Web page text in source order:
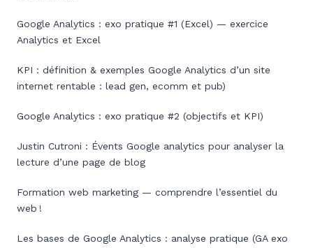
Google Analytics : exo pratique #1 (Excel) — exercice
Analytics et Excel
KPI : définition & exemples Google Analytics d’un site
internet rentable : lead gen, ecomm et pub)
Google Analytics : exo pratique #2 (objectifs et KPI)
Justin Cutroni : Évents Google analytics pour analyser la
lecture d’une page de blog
Formation web marketing — comprendre l’essentiel du
web !
Les bases de Google Analytics : analyse pratique (GA exo